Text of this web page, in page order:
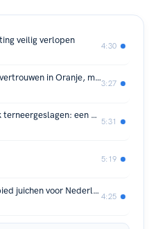
veilig verlopen
4:30
Birthe Stuijts had al het vertrouwen in Oranje, maar het mocht niet zo zijn
3:27
De Duitse media zijn ook terneergeslagen: een moment kan de wedstrijd beslissen
5:31
5:19
Bedrijven in het Ruhrgebied juichen voor Nederland
4:25